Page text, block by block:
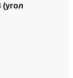
(угол